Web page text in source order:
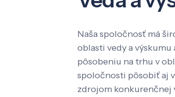
Naša spoločnosť má
oblasti vedy a
pôsobeniu na trhu v
spoločnosti pôsobiť aj
zdrojom konkurenčnej